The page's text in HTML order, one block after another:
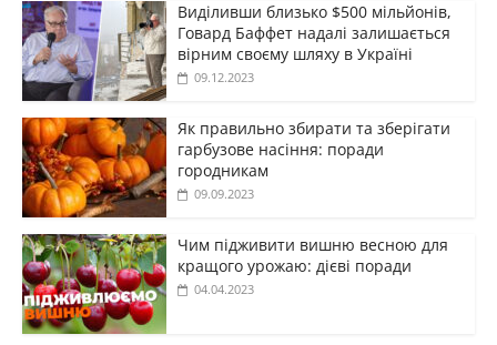
Виділивши близько $500 мільйонів,
Говард Баффет надалі залишається
вірним своєму шляху в Україні
09.12.2023
Як правильно збирати та зберігати
гарбузове насіння: поради
городникам
09.09.2023
Чим підживити вишню весною для
кращого урожаю: дієві поради
04.04.2023